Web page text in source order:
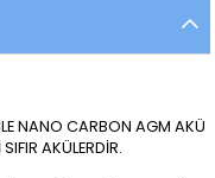
NANO CARBON AGM AKÜ
SIFIR AKÜLERDİR.